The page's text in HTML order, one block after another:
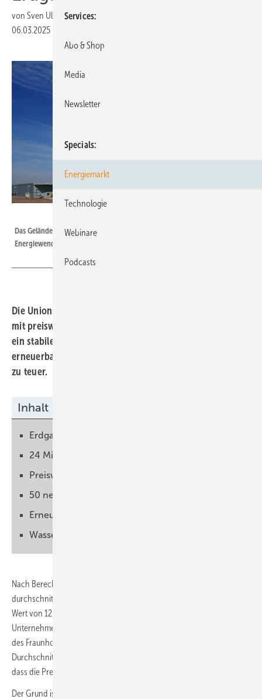
von Sven Ullrich
06.03.2025
Das Gelände des Gaskraftwerks Hamm wird in in Zukunft ein Teil der
Energiewende. Denn hier entsteht das neue Wasserstoffcluster.
Die Unionsparteien haben zwei Monate lang Wahlkampf
mit preiswertem Strom gemacht. Er ist die Grundlage für
ein stabiles Wirtschaftswachstum. Dies geht aber nur mit
erneuerbaren Energien. Alle fossilen Technologien sind
zu teuer.
Inhalt
Erdgas ist derzeit der Kostentreiber
24 Milliarden für internationale Gashändler
Preiswerter Strom für die Wirtschaft
50 neue Gaskraftwerke sind ein Irrweg
Erneuerbare ersetzen teures Erdgas
Wasserstoff als saisonaler Speicher
Nach Berechnungen des Stromversorgers Rabot Energy ist der
durchschnittliche Preis an der Strombörse im Februar 2025 auf einen
Wert von 12,84 Cent pro Kilowattstunde angestiegen. Das
Unternehmen hat dazu die entsprechenden Daten der Energy Charts
des Fraunhofer ISE ausgewertet. Dies ist der höchste
Durchschnittspreis seit einem Jahr. Es zeigt sich auch immer wieder,
dass die Preise im Monat Februar ansteigen.
Der Grund ist, dass in diesem Monat jedes Jahr der Anteil der
Services
Abo & Shop
Media
Newsletter
Specials
Energiemarkt
Technologie
Webinare
Podcasts